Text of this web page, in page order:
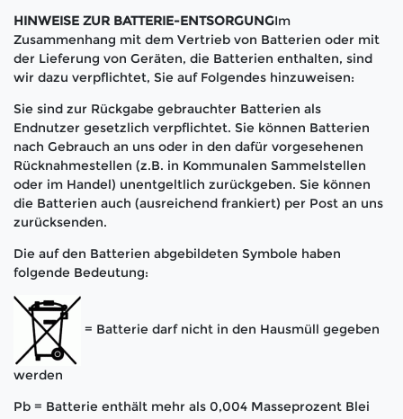
HINWEISE ZUR BATTERIE-ENTSORGUNGIm
Zusammenhang mit dem Vertrieb von Batterien oder mit
der Lieferung von Geräten, die Batterien enthalten, sind
wir dazu verpflichtet, Sie auf Folgendes hinzuweisen:
Sie sind zur Rückgabe gebrauchter Batterien als
Endnutzer gesetzlich verpflichtet. Sie können Batterien
nach Gebrauch an uns oder in den dafür vorgesehenen
Rücknahmestellen (z.B. in Kommunalen Sammelstellen
oder im Handel) unentgeltlich zurückgeben. Sie können
die Batterien auch (ausreichend frankiert) per Post an uns
zurücksenden.
Die auf den Batterien abgebildeten Symbole haben
folgende Bedeutung:
= Batterie darf nicht in den Hausmüll gegeben
werden
Pb = Batterie enthält mehr als 0,004 Masseprozent Blei